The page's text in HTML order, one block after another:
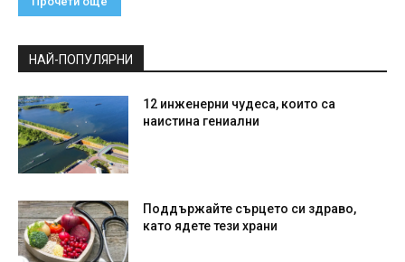
НАЙ-ПОПУЛЯРНИ
12 инженерни чудеса, които са
наистина гениални
Поддържайте сърцето си здраво,
като ядете тези храни